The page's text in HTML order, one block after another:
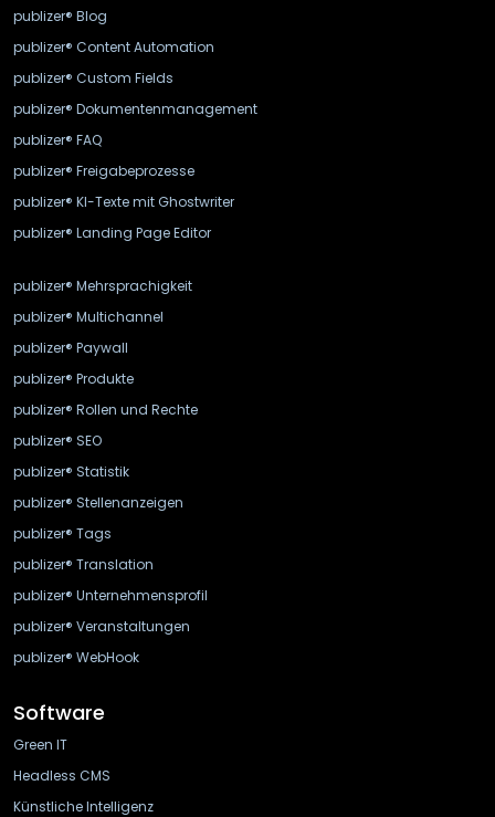
publizer® Blog
publizer® Content Automation
publizer® Custom Fields
publizer® Dokumentenmanagement
publizer® FAQ
publizer® Freigabeprozesse
publizer® KI-Texte mit Ghostwriter
publizer® Landing Page Editor
publizer® Mehrsprachigkeit
publizer® Multichannel
publizer® Paywall
publizer® Produkte
publizer® Rollen und Rechte
publizer® SEO
publizer® Statistik
publizer® Stellenanzeigen
publizer® Tags
publizer® Translation
publizer® Unternehmensprofil
publizer® Veranstaltungen
publizer® WebHook
Software
Green IT
Headless CMS
Künstliche Intelligenz